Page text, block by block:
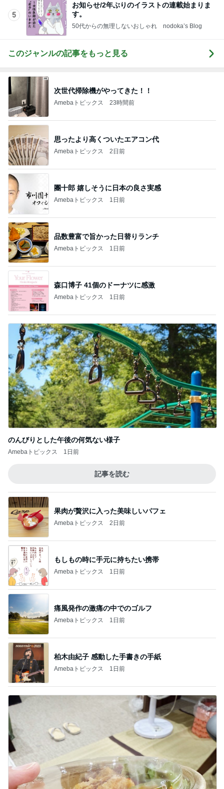
5
お知らせ/2年ぶりのイラストの連載始まりま
す。
50代からの無理しないおしゃれ nodoka’s Blog
このジャンルの記事をもっと見る
次世代掃除機がやってきた！！
Amebaトピックス 23時間前
思ったより高くついたエアコン代
Amebaトピックス 2日前
團十郎 嬉しそうに日本の良さ実感
Amebaトピックス 1日前
品数豊富で旨かった日替りランチ
Amebaトピックス 1日前
森口博子 41個のドーナツに感激
Amebaトピックス 1日前
のんびりとした午後の何気ない様子
Amebaトピックス 1日前
記事を読む
果肉が贅沢に入った美味しいパフェ
Amebaトピックス 2日前
もしもの時に手元に持ちたい携帯
Amebaトピックス 1日前
痛風発作の激痛の中でのゴルフ
Amebaトピックス 1日前
柏木由紀子 感動した手書きの手紙
Amebaトピックス 1日前